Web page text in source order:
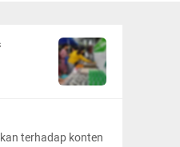
terhadap konten